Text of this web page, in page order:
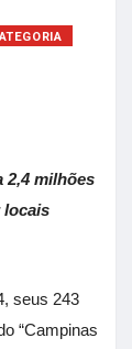
2,4 milhões
locais
seus 243
“Campinas